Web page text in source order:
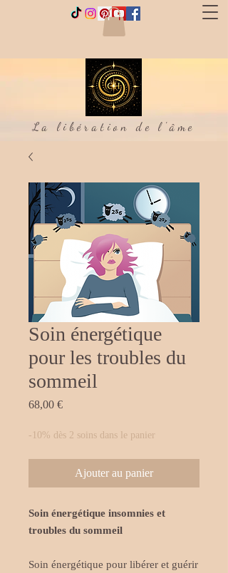
La libération de l'âme
Soin énergétique
pour les troubles du
sommeil
68,00 €Prix
-10% dès 2 soins dans le panier
Ajouter au panier
Soin énergétique insomnies et
troubles du sommeil
Soin énergétique pour libérer et guérir